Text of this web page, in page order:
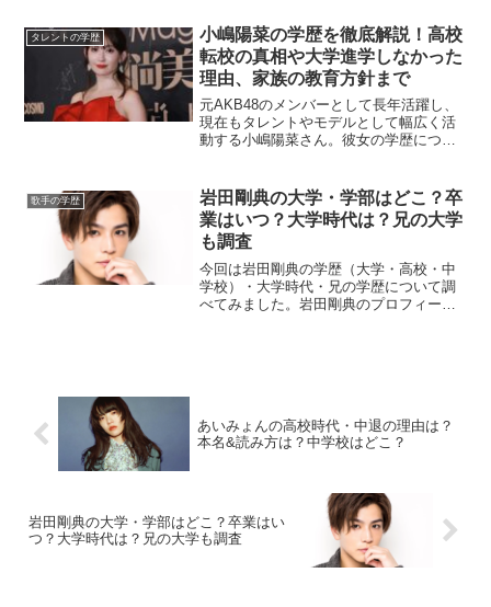
ーンを代表するアーティストとなりまし
た。そ...
タレントの学歴
小嶋陽菜の学歴を徹底解説！高校
転校の真相や大学進学しなかった
理由、家族の教育方針まで
元AKB48のメンバーとして長年活躍し、
現在もタレントやモデルとして幅広く活
動する小嶋陽菜さん。彼女の学歴につい
説します。小嶋陽菜の学歴早見表小嶋陽
菜 pic.twit...
歌手の学歴
岩田剛典の大学・学部はどこ？卒
業はいつ？大学時代は？兄の大学
も調査
今回は岩田剛典の学歴（大学・高校・中
学校）・大学時代・兄の学歴について調
べてみました。岩田剛典のプロフィール
あいみょんの高校時代・中退の理由は？
本名&読み方は？中学校はどこ？
岩田剛典の大学・学部はどこ？卒業はい
つ？大学時代は？兄の大学も調査